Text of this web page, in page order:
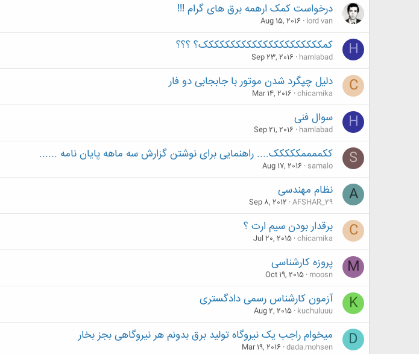
درخواست کمک ارهمه برق های گرام !!!
lord van
Aug 15, 2016
H کمکککککککککککککککککککککک؟ ؟؟؟
hamlabad
Sep 23, 2016
C دلیل چپگرد شدن موتور با جابجابی دو فار
chicamika
Mar 14, 2016
H سوال فنی
hamlabad
Sep 21, 2016
S ککممممککککک.... راهنمایی برای نوشتن گزارش سه ماهه پایان نامه ......
samalo
Aug 17, 2016
A نظام مهندسی
AFSHAR_29
Sep 8, 2012
C برقدار بودن سیم ارت ؟
chicamika
Jul 20, 2015
M پروزه کارشناسی
moosn
Oct 19, 2015
K آزمون کارشناس رسمی دادگستری
kuchuluuu
Aug 2, 2015
D میخوام راجب یک نیروگاه تولید برق بدونم هر نیروگاهی بجز بخار
dada.mohsen
Mar 19, 2016